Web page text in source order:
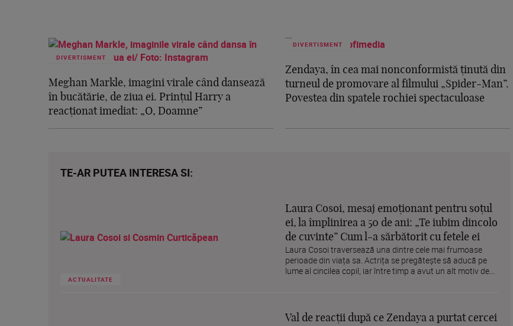
DIVERTISMENT
Meghan Markle, imagini virale când dansează
în bucătărie, de ziua ei. Prințul Harry a
reacționat imediat: „O, Doamne”
DIVERTISMENT
Zendaya, în cea mai nonconformistă ținută din
turneul de promovare al filmului „Spider-Man”.
Povestea din spatele rochiei spectaculoase
TE-AR PUTEA INTERESA SI:
ACTUALITATE
Laura Cosoi, mesaj emoționant pentru soțul
ei, la împlinirea a 50 de ani: „Te iubim dincolo
de cuvinte” Cum l-a sărbătorit cu fetele ei
Laura Cosoi traversează una dintre cele mai frumoase
perioade din viața sa. Actrița se pregătește să aducă pe
lume al cincilea copil, iar între timp a avut un alt motiv de...
Val de reacții după ce Zendaya a purtat cercei